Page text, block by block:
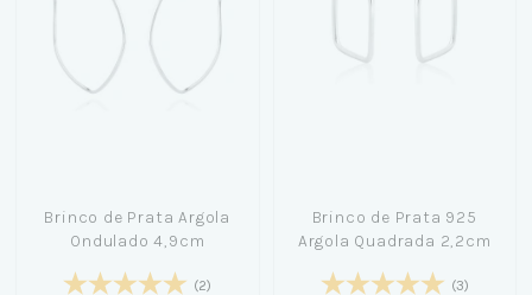
Brinco de Prata Argola
Ondulado 4,9cm
(2)
Brinco de Prata 925
Argola Quadrada 2,2cm
(3)